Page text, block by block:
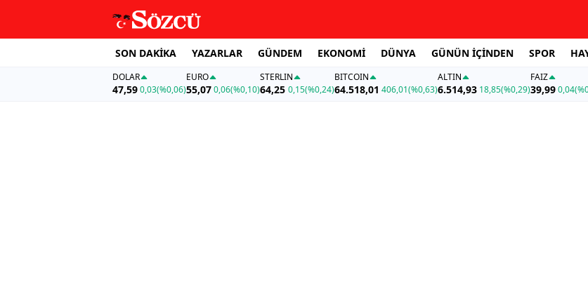
SON DAKİKA YAZARLAR GÜNDEM EKONOMİ DÜNYA GÜNÜN İÇİNDEN SPOR
DOLAR
47,590,03(%0,06)
EURO
55,07 0,06(%0,10)
STERLIN
64,25 0,15(%0,24)
BITCOIN
64.518,01 406,01(%0,63)
ALTIN
6.514,93 18,85(%0,29)
FAİZ
39,990,04